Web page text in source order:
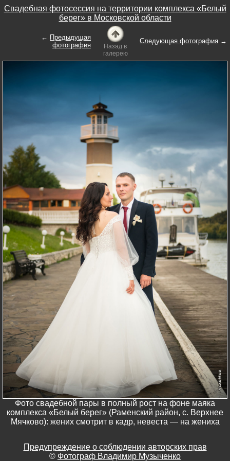
Свадебная фотосессия на территории комплекса «Белый
берег» в Московской области
← Предыдущая
фотография
Назад в
галерею
Следующая фотография →
Фото свадебной пары в полный рост на фоне маяка
комплекса «Белый берег» (Раменский район, с. Верхнее
Мячково): жених смотрит в кадр, невеста — на жениха
Предупреждение о соблюдении авторских прав
© Фотограф Владимир Музыченко